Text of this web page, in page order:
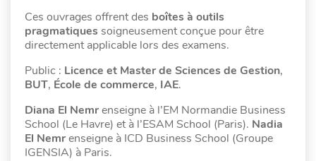
Ces ouvrages offrent des boîtes à outils
pragmatiques soigneusement conçue pour être
directement applicable lors des examens.
Public : Licence et Master de Sciences de Gestion,
BUT, École de commerce, IAE.
Diana El Nemrenseigne à l’EM Normandie Business
School (Le Havre) et à l’ESAM School (Paris). Nadia
El Nemrenseigne à ICD Business School (Groupe
IGENSIA) à Paris.